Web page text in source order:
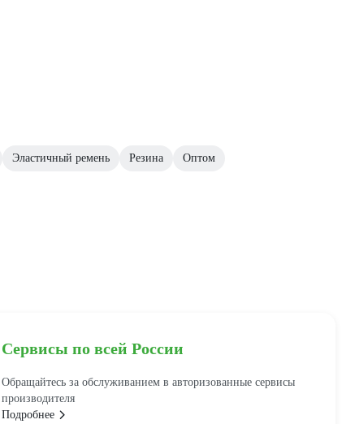
Эластичный ремень Резина Оптом
Сервисы по всей России
Обращайтесь за обслуживанием в авторизованные сервисы
производителя
Подробнее